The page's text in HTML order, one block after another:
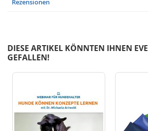
Rezensionen
DIESE ARTIKEL KÖNNTEN IHNEN
GEFALLEN!